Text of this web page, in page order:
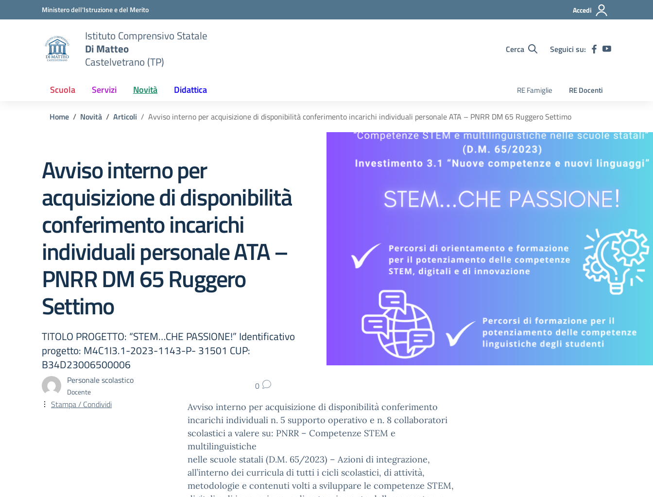
Vai ai contenuti
Vai al menu di navigazioneMinistero dell'Istruzione e del Merito Accedi
Istituto Comprensivo Statale
Di Matteo
Castelvetrano (TP)
Cerca Seguici su:
Scuola Servizi Novità Didattica RE Famiglie RE Docenti
Home Novità Articoli Avviso interno per acquisizione di disponibilità conferimento incarichi individuali personale ATA – PNRR DM 65 Ruggero Settimo
Avviso interno per
acquisizione di disponibilità
conferimento incarichi
individuali personale ATA –
PNRR DM 65 Ruggero
Settimo
TITOLO PROGETTO: “STEM…CHE PASSIONE!” Identificativo
progetto: M4C1I3.1-2023-1143-P- 31501 CUP:
B34D23006500006
Personale scolastico
Docente 0
Avviso interno per acquisizione di disponibilità conferimento
incarichi individuali n. 5 supporto operativo e n. 8 collaboratori
scolastici a valere su: PNRR – Competenze STEM e
multilinguistiche
nelle scuole statali (D.M. 65/2023) – Azioni di integrazione,
all’interno dei curricula di tutti i cicli scolastici, di attività,
metodologie e contenuti volti a sviluppare le competenze STEM,
Stampa / Condividi